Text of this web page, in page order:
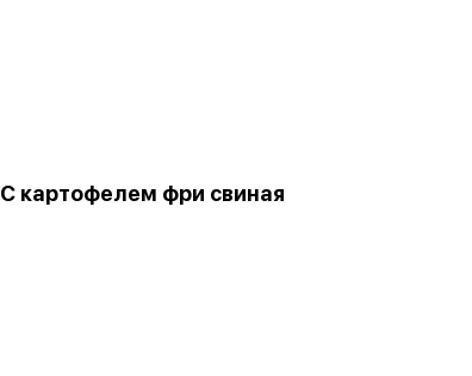
С картофелем фри свиная